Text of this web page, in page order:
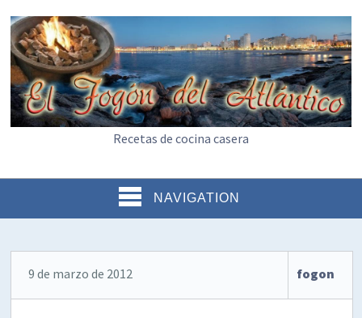
Recetas de cocina casera
NAVIGATION
9 de marzo de 2012 fogon